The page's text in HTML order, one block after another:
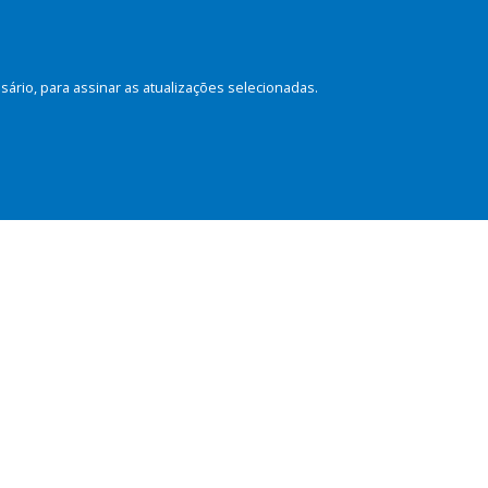
para assinar as atualizações selecionadas.